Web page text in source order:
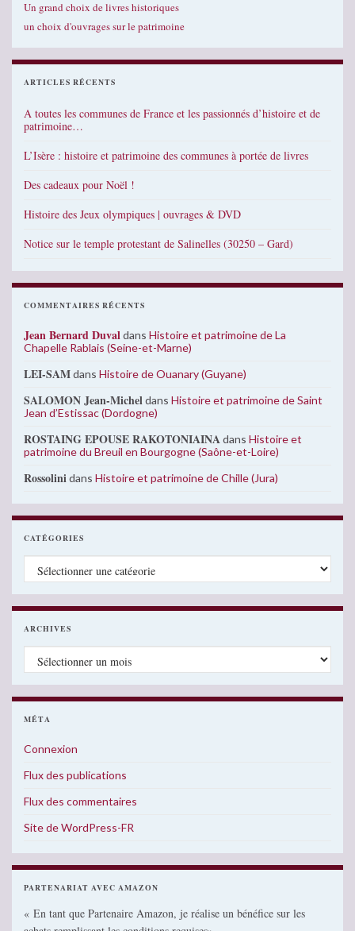
Un grand choix de livres historiques
un choix d'ouvrages sur le patrimoine
ARTICLES RÉCENTS
A toutes les communes de France et les passionnés d’histoire et de
patrimoine…
L’Isère : histoire et patrimoine des communes à portée de livres
Des cadeaux pour Noël !
Histoire des Jeux olympiques | ouvrages & DVD
Notice sur le temple protestant de Salinelles (30250 – Gard)
COMMENTAIRES RÉCENTS
Jean Bernard Duvaldans Histoire et patrimoine de La
Chapelle Rablais (Seine-et-Marne)
LEI-SAMdans Histoire de Ouanary (Guyane)
SALOMON Jean-Micheldans Histoire et patrimoine de Saint
Jean d’Estissac (Dordogne)
ROSTAING EPOUSE RAKOTONIAINAdans Histoire et
patrimoine du Breuil en Bourgogne (Saône-et-Loire)
Rossolinidans Histoire et patrimoine de Chille (Jura)
CATÉGORIES
Catégories
ARCHIVES
Archives
MÉTA
Connexion
Flux des publications
Flux des commentaires
Site de WordPress-FR
PARTENARIAT AVEC AMAZON
« En tant que Partenaire Amazon, je réalise un bénéfice sur les